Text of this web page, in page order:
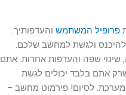
פרופיל המשתמש והעדפותיך.
ולגשת למחשב שלכם.
שפה והעדפות אחרות. אתם
אתם בלבד יכולים לגשת
לסיום! פירמוט מחשב –